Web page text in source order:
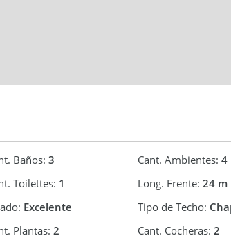
Baños: 3 Cant. Ambientes:4
Toilettes: 1 Long. Frente:24 m
Excelente Tipo de Techo:
Plantas: 2 Cant. Cocheras:2